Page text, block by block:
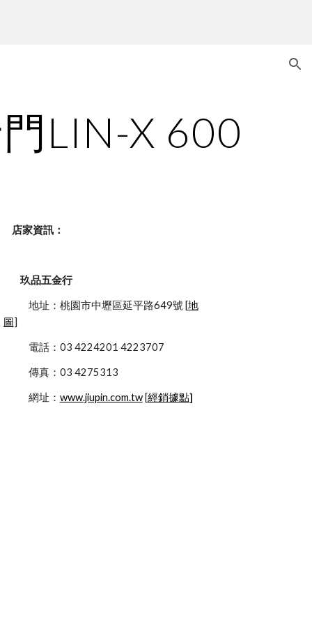
LIN-X 600
    店家資訊：
玖品五金行
            地址：桃園市中壢區延平路649號 [
地
圖]
            電話：03 4224201 4223707
            傳真：03 4275313
            網址：
www.jiupin.com.tw [經銷據點]